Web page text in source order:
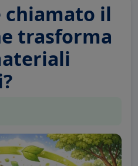
chiamato il
trasforma